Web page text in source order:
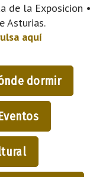
de la Exposicion •
Asturias.
aquí
dormir